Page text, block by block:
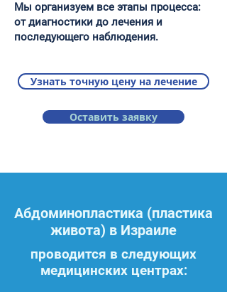
Мы организуем все этапы процесса:
от диагностики до лечения и
последующего наблюдения.
Узнать точную цену на лечение
Оставить заявку
Абдоминопластика (пластика
живота) в Израиле
проводится в следующих
медицинских центрах: